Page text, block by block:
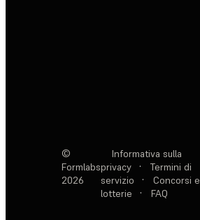
©
Formlabs
2026
Informativa sulla
privacy
·
Termini di
servizio
·
Concorsi e
lotterie
· FAQ